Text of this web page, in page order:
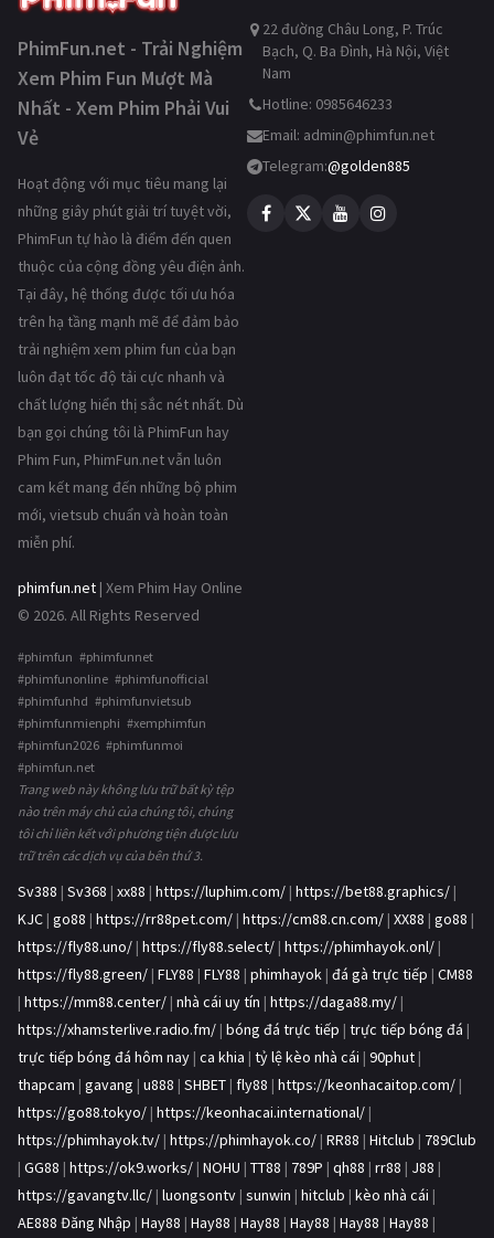
PhimFun.net - Trải Nghiệm
Xem Phim Fun Mượt Mà
Nhất - Xem Phim Phải Vui
Vẻ
Hoạt động với mục tiêu mang lại
những giây phút giải trí tuyệt vời,
PhimFun tự hào là điểm đến quen
thuộc của cộng đồng yêu điện ảnh.
Tại đây, hệ thống được tối ưu hóa
trên hạ tầng mạnh mẽ để đảm bảo
trải nghiệm xem phim fun của bạn
luôn đạt tốc độ tải cực nhanh và
chất lượng hiển thị sắc nét nhất. Dù
bạn gọi chúng tôi là PhimFun hay
Phim Fun, PhimFun.net vẫn luôn
cam kết mang đến những bộ phim
mới, vietsub chuẩn và hoàn toàn
miễn phí.
phimfun.net | Xem Phim Hay Online
© 2026. All Rights Reserved
#phimfun #phimfunnet
#phimfunonline #phimfunofficial
#phimfunhd #phimfunvietsub
#phimfunmienphi #xemphimfun
#phimfun2026 #phimfunmoi
#phimfun.net
Trang web này không lưu trữ bất kỳ tệp
nào trên máy chủ của chúng tôi, chúng
tôi chỉ liên kết với phương tiện được lưu
trữ trên các dịch vụ của bên thứ 3.
22 đường Châu Long, P. Trúc
Bạch, Q. Ba Đình, Hà Nội, Việt
Nam
Hotline: 0985646233
Email: admin@phimfun.net
Telegram:@golden885
Sv388 | Sv368 | xx88 | https://luphim.com/ | https://bet88.graphics/ |
KJC | go88 | https://rr88pet.com/ | https://cm88.cn.com/ | XX88 | go88 |
https://fly88.uno/ | https://fly88.select/ | https://phimhayok.onl/ |
https://fly88.green/ | FLY88 | FLY88 | phimhayok | đá gà trực tiếp | CM88
| https://mm88.center/ | nhà cái uy tín | https://daga88.my/ |
https://xhamsterlive.radio.fm/ | bóng đá trực tiếp | trực tiếp bóng đá |
trực tiếp bóng đá hôm nay | ca khia | tỷ lệ kèo nhà cái | 90phut |
thapcam | gavang | u888 | SHBET | fly88 | https://keonhacaitop.com/ |
https://go88.tokyo/ | https://keonhacai.international/ |
https://phimhayok.tv/ | https://phimhayok.co/ | RR88 | Hitclub | 789Club
| GG88 | https://ok9.works/ | NOHU | TT88 | 789P | qh88 | rr88 | J88 |
https://gavangtv.llc/ | luongsontv | sunwin | hitclub | kèo nhà cái |
AE888 Đăng Nhập | Hay88 | Hay88 | Hay88 | Hay88 | Hay88 | Hay88 |